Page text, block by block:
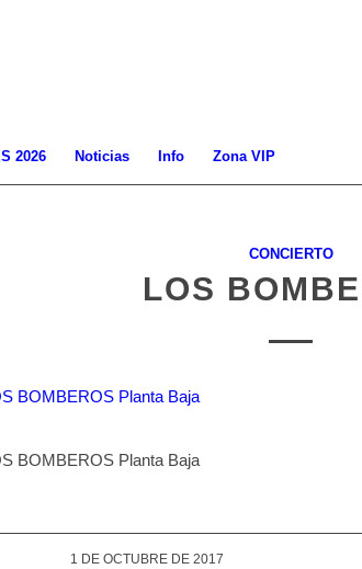
2026 Noticias Info Zona VIP
CONCIERTO
LOS
1 DE OCTUBRE DE 2017